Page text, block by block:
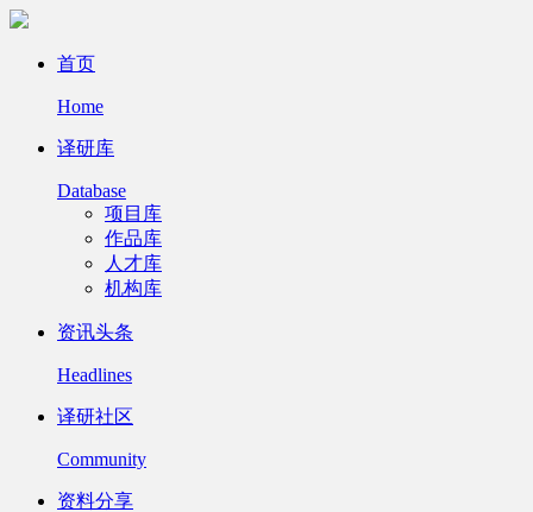
首页
Home
译研库
Database
项目库
作品库
人才库
机构库
资讯头条
Headlines
译研社区
Community
资料分享